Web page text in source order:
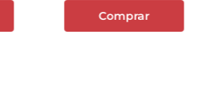
Comprar